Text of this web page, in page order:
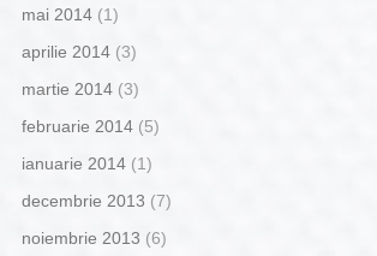
mai 2014(1)
aprilie 2014(3)
martie 2014(3)
februarie 2014(5)
ianuarie 2014(1)
decembrie 2013 (7)
noiembrie 2013 (6)